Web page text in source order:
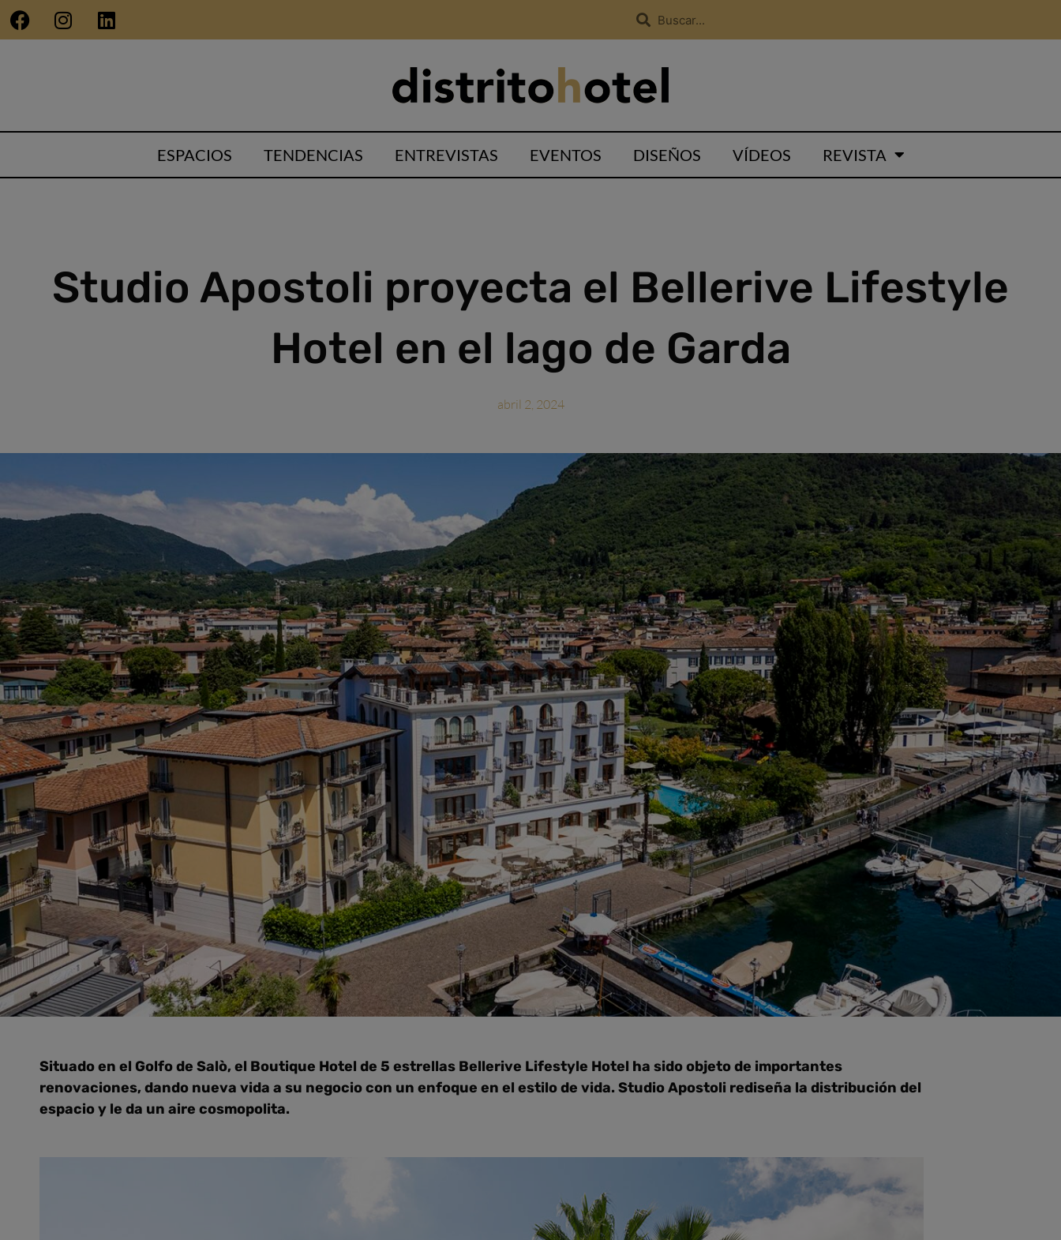
ESPACIOS TENDENCIAS ENTREVISTAS EVENTOS DISEÑOS VÍDEOS REVISTA
Studio Apostoli proyecta el Bellerive Lifestyle
Hotel en el lago de Garda
abril 2, 2024
Situado en el Golfo de Salò, el Boutique Hotel de 5 estrellas Bellerive Lifestyle Hotel ha sido objeto de importantes
renovaciones, dando nueva vida a su negocio con un enfoque en el estilo de vida. Studio Apostoli rediseña la distribución del
espacio y le da un aire cosmopolita.